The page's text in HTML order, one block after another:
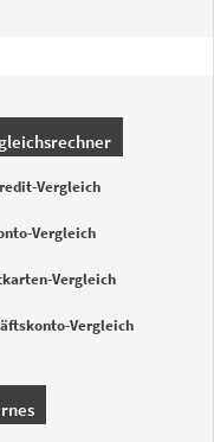
Vergleich
Vergleich
Vergleich
Vergleich